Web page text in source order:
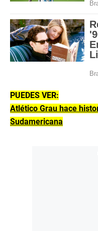
PUEDES VER:
Atlético Grau hace
Sudamericana